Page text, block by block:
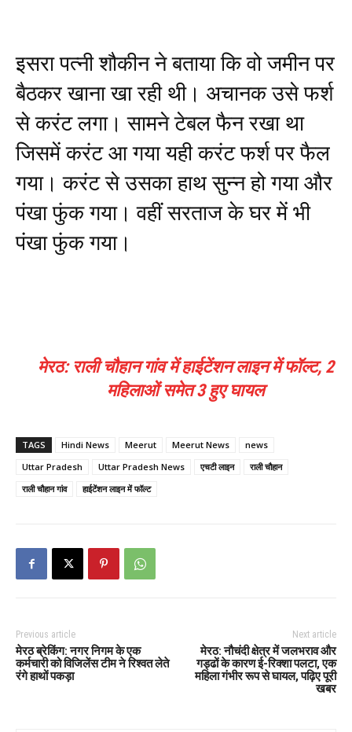
इसरा पत्नी शौकीन ने बताया कि वो जमीन पर
बैठकर खाना खा रही थी। अचानक उसे फर्श
से करंट लगा। सामने टेबल फैन रखा था
जिसमें करंट आ गया यही करंट फर्श पर फैल
गया। करंट से उसका हाथ सुन्न हो गया और
पंखा फुंक गया। वहीं सरताज के घर में भी
पंखा फुंक गया।
मेरठ: राली चौहान गांव में हाईटेंशन लाइन में फॉल्ट, 2
महिलाओं समेत 3 हुए घायल
TAGS Hindi News Meerut Meerut News
news
Uttar Pradesh
Uttar Pradesh News एचटी लाइन
राली चौहान
राली चौहान गांव
हाईटेंशन लाइन में फॉल्ट
Previous article
मेरठ ब्रेकिंग: नगर निगम के एक
कर्मचारी को विजिलेंस टीम ने रिश्वत लेते
रंगे हाथों पकड़ा
Next article
मेरठ: नौचंदी क्षेत्र में जलभराव और
गड्ढों के कारण ई-रिक्शा पलटा, एक
महिला गंभीर रूप से घायल, पढ़िए पूरी
खबर